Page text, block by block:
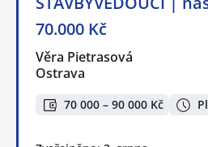
70.000 Kč
Věra Pietrasová
Ostrava
70 000 – 90 000 Kč